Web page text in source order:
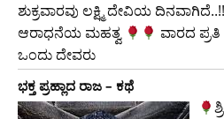
ಶುಕ್ರವಾರವು ಲಕ್ಷ್ಮಿ ದೇವಿಯ ದಿನವಾಗಿದೆ..!!
ಆರಾಧನೆಯ ಮಹತ್ವ
ವಾರದ
ಒಂದು ದೇವರು
ಭಕ್ತ ಪ್ರಹ್ಲಾದ ರಾಜ – ಕಥೆ